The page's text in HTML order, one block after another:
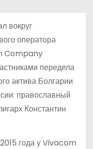
вокруг
оператора
Company
передела
актива Болгарии
православный
Константин
года у Vivacom